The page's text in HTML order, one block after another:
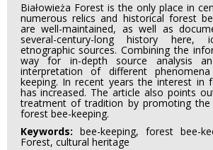
Białowieża Forest is the only place in
numerous relics and historical forest
are well-maintained, as well as
several-century-long history here,
etnographic sources. Combining the
way for in-depth source analysis
interpretation of different
keeping. In recent years the interest in
has increased. The article also points
treatment of tradition by promoting
forest bee-keeping.
Keywords: bee-keeping, forest bee-
Forest, cultural heritage